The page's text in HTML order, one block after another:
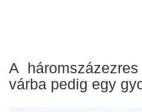
A
várba pedig egy